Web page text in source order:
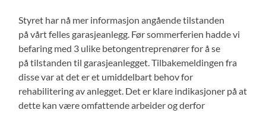
Styret har nå mer informasjon angående tilstanden
på vårt felles garasjeanlegg. Før sommerferien hadde vi
befaring med 3 ulike betongentreprenører for å se
på tilstanden til garasjeanlegget. Tilbakemeldingen fra
disse var at det er et umiddelbart behov for
rehabilitering av anlegget. Det er klare indikasjoner på at
dette kan være omfattende arbeider og derfor